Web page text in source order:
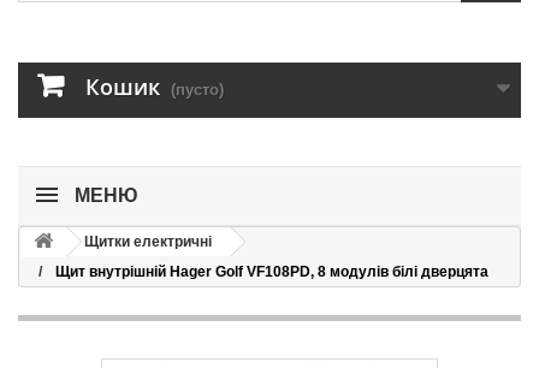
Кошик (пусто)
МЕНЮ
Щитки електричні
Щит внутрішній Hager Golf VF108PD, 8 модулів білі дверцята